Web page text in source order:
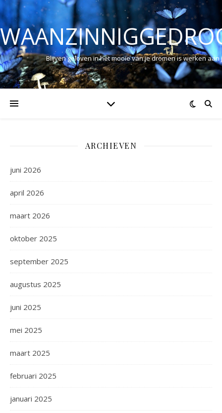
Blijven geloven in het mooie van je dromen is werken aan
ARCHIEVEN
juni 2026
april 2026
maart 2026
oktober 2025
september 2025
augustus 2025
juni 2025
mei 2025
maart 2025
februari 2025
januari 2025